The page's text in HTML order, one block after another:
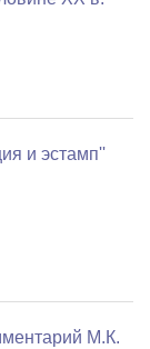
и эстамп''
М.К.